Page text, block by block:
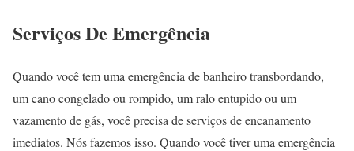
Serviços De Emergência
Quando você tem uma emergência de banheiro transbordando,
um cano congelado ou rompido, um ralo entupido ou um
vazamento de gás, você precisa de serviços de encanamento
imediatos. Nós fazemos isso. Quando você tiver uma emergência